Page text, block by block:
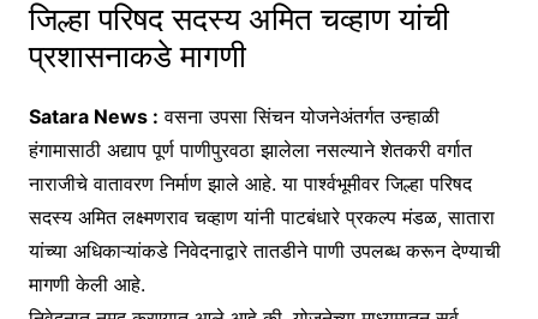
जिल्हा परिषद सदस्य अमित चव्हाण यांची
प्रशासनाकडे मागणी
Satara News : वसना उपसा सिंचन योजनेअंतर्गत उन्हाळी
हंगामासाठी अद्याप पूर्ण पाणीपुरवठा झालेला नसल्याने शेतकरी वर्गात
नाराजीचे वातावरण निर्माण झाले आहे. या पार्श्वभूमीवर जिल्हा परिषद
सदस्य अमित लक्ष्मणराव चव्हाण यांनी पाटबंधारे प्रकल्प मंडळ, सातारा
यांच्या अधिकाऱ्यांकडे निवेदनाद्वारे तातडीने पाणी उपलब्ध करून देण्याची
मागणी केली आहे.